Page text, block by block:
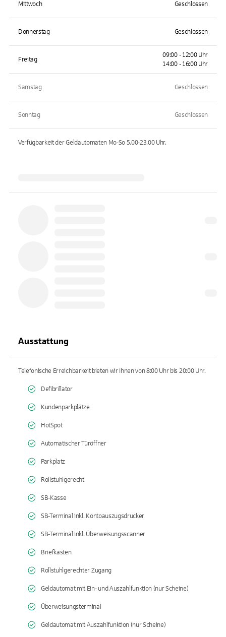
Mittwoch Geschlossen
Donnerstag Geschlossen
Freitag
09:00 - 12:00 Uhr
14:00 - 16:00 Uhr
Samstag Geschlossen
Sonntag Geschlossen
Verfügbarkeit der Geldautomaten Mo-So 5.00-23.00Uhr.
Ausstattung
Telefonische Erreichbarkeit bieten wir Ihnen von 8:00 Uhr bis 20:00 Uhr.
Defibrillator
Kundenparkplätze
HotSpot
Automatischer Türöffner
Parkplatz
Rollstuhlgerecht
SB-Kasse
SB-Terminal inkl. Kontoauszugsdrucker
SB-Terminal inkl. Überweisungsscanner
Briefkasten
Rollstuhlgerechter Zugang
Geldautomat mit Ein- und Auszahlfunktion (nur Scheine)
Überweisungsterminal
Geldautomat mit Auszahlfunktion (nur Scheine)